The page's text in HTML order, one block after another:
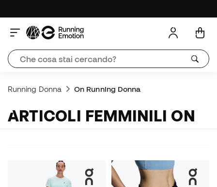
Running Donna On Running Donna
ARTICOLI FEMMINILI ON